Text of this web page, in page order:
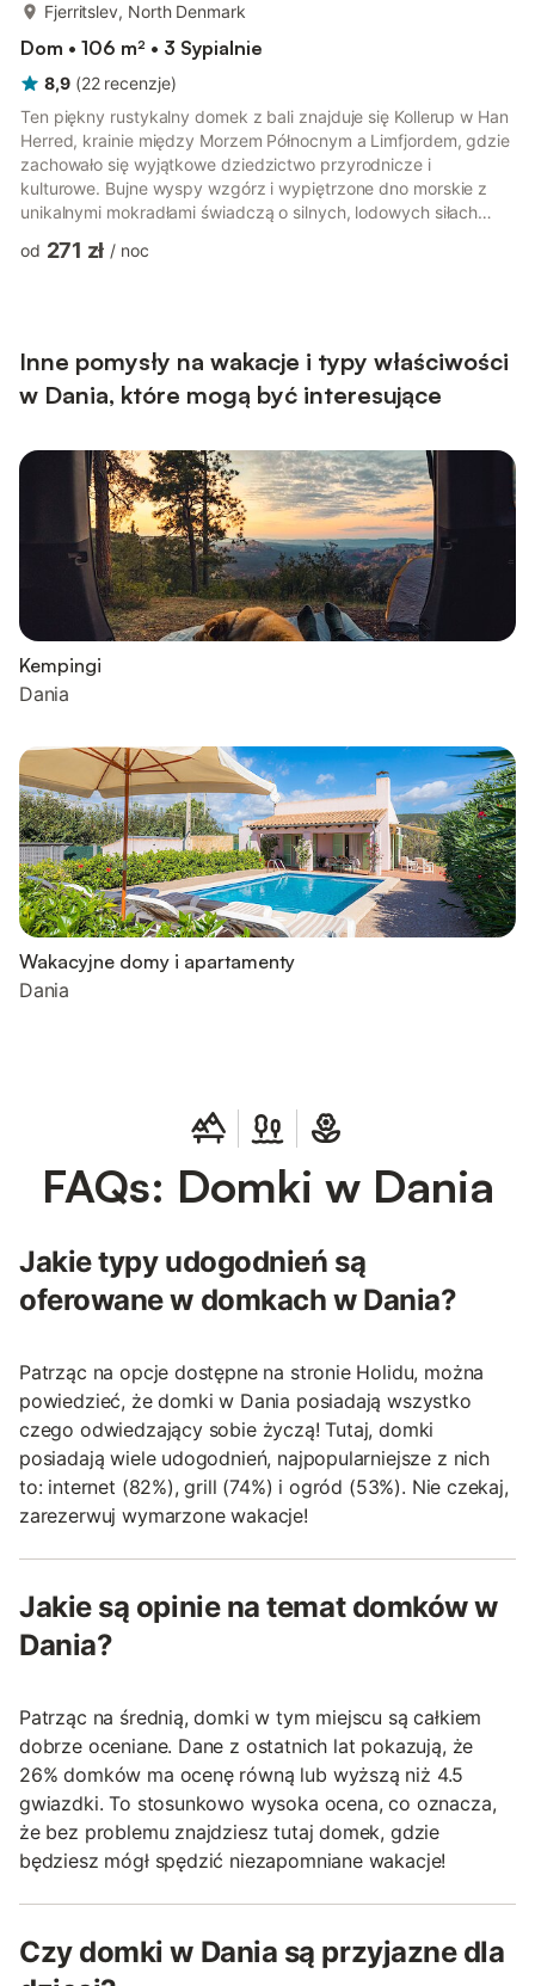
Fjerritslev, North Denmark
Dom • 106 m² • 3 Sypialnie
8,9 (22 recenzje)
Ten piękny rustykalny domek z bali znajduje się Kollerup w Han
Herred, krainie między Morzem Północnym a Limfjordem, gdzie
zachowało się wyjątkowe dziedzictwo przyrodnicze i
kulturowe. Bujne wyspy wzgórz i wypiętrzone dno morskie z
unikalnymi mokradłami świadczą o silnych, lodowych siłach
jak kościoły z czasów średniowiecza, prehistoryczne kurhany, a
piaszczyste pla...
od 271 zł / noc
Inne pomysły na wakacje i typy właściwości
w Dania, które mogą być interesujące
Kempingi
Dania
Wakacyjne domy i apartamenty
Dania
FAQs: Domki w Dania
Jakie typy udogodnień są
oferowane w domkach w Dania?
Patrząc na opcje dostępne na stronie Holidu, można
powiedzieć, że domki w Dania posiadają wszystko
czego odwiedzający sobie życzą! Tutaj, domki
posiadają wiele udogodnień, najpopularniejsze z nich
to: internet (82%), grill (74%) i ogród (53%). Nie czekaj,
zarezerwuj wymarzone wakacje!
Jakie są opinie na temat domków w
Dania?
Patrząc na średnią, domki w tym miejscu są całkiem
dobrze oceniane. Dane z ostatnich lat pokazują, że
26% domków ma ocenę równą lub wyższą niż 4.5
gwiazdki. To stosunkowo wysoka ocena, co oznacza,
że bez problemu znajdziesz tutaj domek, gdzie
będziesz mógł spędzić niezapomniane wakacje!
Czy domki w Dania są przyjazne dla